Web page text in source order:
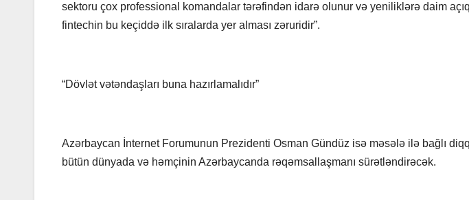
sektoru çox professional komandalar tərəfindən idarə olunur və yeniliklərə daim
fintechin bu keçiddə ilk sıralarda yer alması zəruridir”.
“Dövlət vətəndaşları buna hazırlamalıdır”
Azərbaycan İnternet Forumunun Prezidenti Osman Gündüz isə məsələ ilə bağlı
bütün dünyada və həmçinin Azərbaycanda rəqəmsallaşmanı sürətləndirəcək.